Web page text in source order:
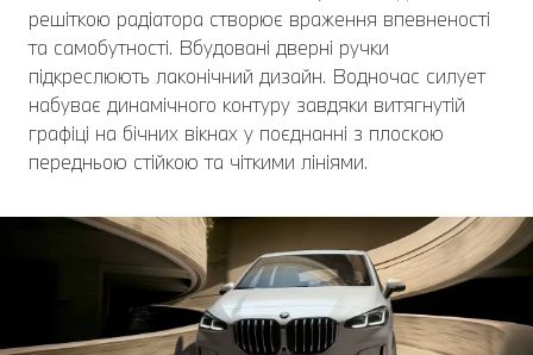
решіткою радіатора створює враження впевненості
та самобутності. Вбудовані дверні ручки
підкреслюють лаконічний дизайн. Водночас силует
набуває динамічного контуру завдяки витягнутій
графіці на бічних вікнах у поєднанні з плоскою
передньою стійкою та чіткими лініями.